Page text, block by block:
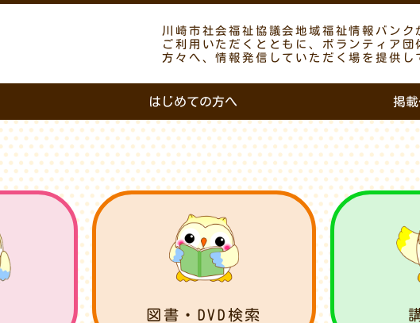
川崎市社会福祉協議会地域福祉情報バン
ご利用いただくとともに、ボランティア
方々へ、情報発信していただく場を提供し
はじめての方へ 掲
図書・DVD検索